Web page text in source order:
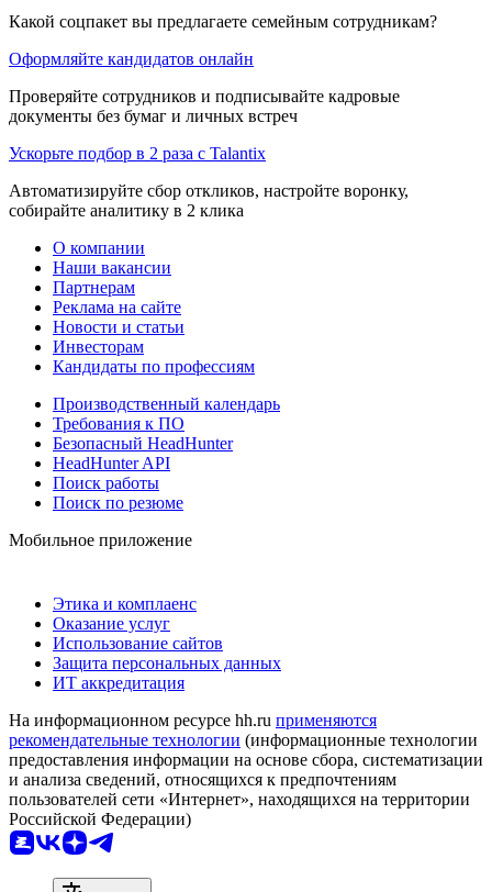
Какой соцпакет вы предлагаете семейным сотрудникам?
Оформляйте кандидатов онлайн
Проверяйте сотрудников и подписывайте кадровые
документы без бумаг и личных встреч
Ускорьте подбор в 2 раза с Talantix
Автоматизируйте сбор откликов, настройте воронку,
собирайте аналитику в 2 клика
О компании
Наши вакансии
Партнерам
Реклама на сайте
Новости и статьи
Инвесторам
Кандидаты по профессиям
Производственный календарь
Требования к ПО
Безопасный HeadHunter
HeadHunter API
Поиск работы
Поиск по резюме
Мобильное приложение
Этика и комплаенс
Оказание услуг
Использование сайтов
Защита персональных данных
ИТ аккредитация
На информационном ресурсе hh.ru применяются
рекомендательные технологии (информационные технологии
предоставления информации на основе сбора, систематизации
и анализа сведений, относящихся к предпочтениям
пользователей сети «Интернет», находящихся на территории
Российской Федерации)